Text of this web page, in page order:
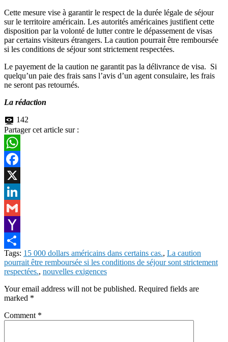
Cette mesure vise à garantir le respect de la durée légale de séjour
sur le territoire américain. Les autorités américaines justifient cette
disposition par la volonté de lutter contre le dépassement de visas
par certains visiteurs étrangers. La caution pourrait être remboursée
si les conditions de séjour sont strictement respectées.
Le payement de la caution ne garantit pas la délivrance de visa. Si
quelqu’un paie des frais sans l’avis d’un agent consulaire, les frais
ne seront pas retournés.
La rédaction
142
Partager cet article sur :
WhatsApp
Facebook
X
LinkedIn
Gmail
Yahoo
Mail
Share
Tags: 15 000 dollars américains dans certains cas., La caution
pourrait être remboursée si les conditions de séjour sont strictement
respectées., nouvelles exigences
Your email address will not be published. Required fields are
marked *
Comment *